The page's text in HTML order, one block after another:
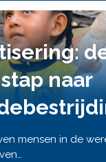
naar
mensen in de